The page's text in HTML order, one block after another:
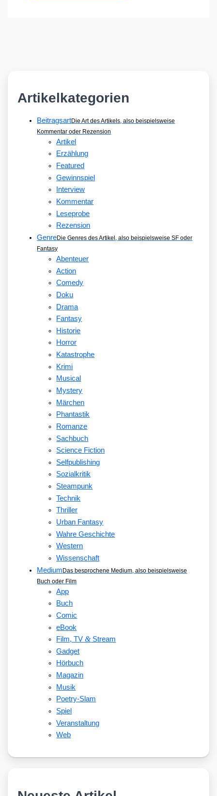
Artikelkategorien
BeitragsartDie Art des Artikels, also beispielsweise
Kommentar oder Rezension
Artikel
Erzählung
Featured
Gewinnspiel
Interview
Kommentar
Leseprobe
Rezension
GenreDie Genres des Artikel, also beispielsweise SF oder
Fantasy
Abenteuer
Action
Comedy
Doku
Drama
Fantasy
Historie
Horror
Katastrophe
Krimi
Musical
Mystery
Märchen
Phantastik
Romanze
Sachbuch
Science Fiction
Selfpublishing
Sozialkritik
Steampunk
Technik
Thriller
Urban Fantasy
Wahre Geschichte
Western
Wissenschaft
MediumDas besprochene Medium, also beispielsweise
Buch oder Film
App
Buch
Comic
eBook
Film, TV&Stream
Gadget
Hörbuch
Magazin
Musik
Poetry-Slam
Spiel
Veranstaltung
Web